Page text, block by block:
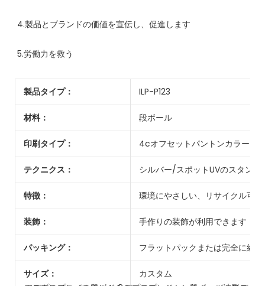
製品タイプ： ILP-P123
材料： 段ボール
印刷タイプ： 4cオフセットパントンカラー
テクニクス： シルバー/スポットUVのスタンピ
特徴： 環境にやさしい、リサイクル可
装飾： 手作りの装飾が利用できます
パッキング： フラットパックまたは完全に組
サイズ： カスタム